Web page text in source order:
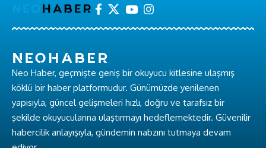
Neo Haber, geçmişte geniş bir okuyucu kitlesine ulaşmış
köklü bir haber platformudur. Günümüzde yenilenen
yapısıyla, güncel gelişmeleri hızlı, doğru ve tarafsız bir
şekilde okuyucularına ulaştırmayı hedeflemektedir. Güvenilir
habercilik anlayışıyla, gündemin nabzını tutmaya devam